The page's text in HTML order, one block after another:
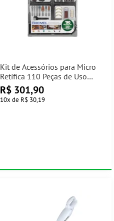
Kit de Acessórios para Micro
Retífica 110 Peças de Uso
Geral Dremel
R$ 301,90
10x de R$ 30,19